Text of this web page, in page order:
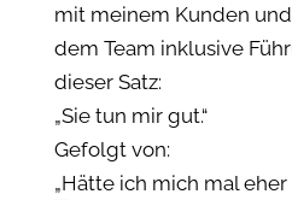
mit meinem Kunden
dem Team inklusive
dieser Satz:
„Sie tun mir gut.“
Gefolgt von:
„Hätte ich mich mal eher